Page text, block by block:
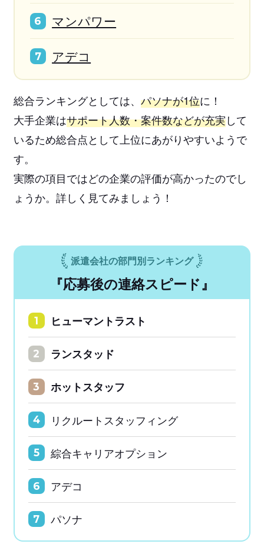
6 マンパワー
7 アデコ
総合ランキングとしては、 パソナが1位に！
大手企業はサポート人数・案件数などが充実して
いるため総合点として上位にあがりやすいようで
す。
実際の項目ではどの企業の評価が高かったのでし
ょうか。詳しく見てみましょう！
派遣会社の部門別ランキング
『応募後の連絡スピード』
1 ヒューマントラスト
2 ランスタッド
3 ホットスタッフ
4 リクルートスタッフィング
5 綜合キャリアオプション
6 アデコ
7 パソナ